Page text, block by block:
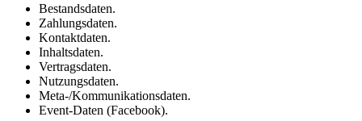
Bestandsdaten.
Zahlungsdaten.
Kontaktdaten.
Inhaltsdaten.
Vertragsdaten.
Nutzungsdaten.
Meta-/Kommunikationsdaten.
Event-Daten (Facebook).